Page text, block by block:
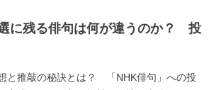
に残る俳句は何が違うのか？ 投
と推敲の秘訣とは？ 「NHK俳句」への投